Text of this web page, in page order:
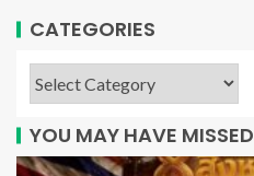
CATEGORIES
YOU MAY HAVE MISSED